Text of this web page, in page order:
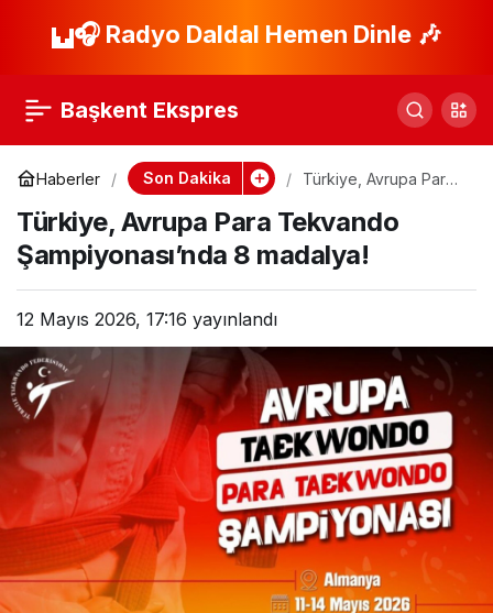
🎧 Radyo Daldal Hemen Dinle 🎶
Başkent Ekspres
Haberler Son Dakika
Türkiye, Avrupa Para
Şampiyonası’nda 8
madalya!
Türkiye, Avrupa Para Tekvando
Şampiyonası’nda 8 madalya!
12 Mayıs 2026, 17:16 yayınlandı
Benfica,
Silva’yı Düşünüyor!
Paylaş